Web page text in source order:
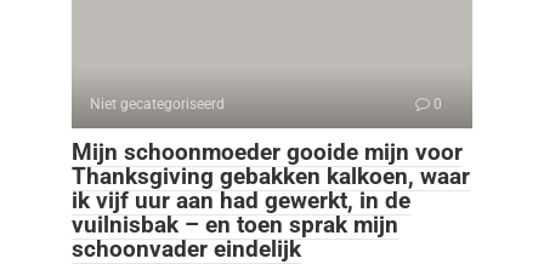
Niet gecategoriseerd 0
Mijn schoonmoeder gooide mijn voor
Thanksgiving gebakken kalkoen, waar
ik vijf uur aan had gewerkt, in de
vuilnisbak – en toen sprak mijn
schoonvader eindelijk